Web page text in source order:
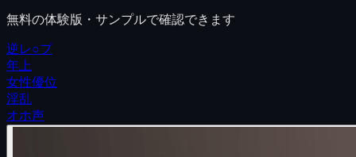
無料の体験版・サンプルで確認できます
逆レ○プ
年上
女性優位
淫乱
オホ声